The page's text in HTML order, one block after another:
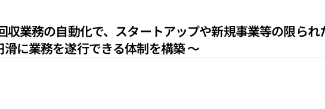
収業務の自動化で、スタートアップや新規事業等の限られ
に業務を遂行できる体制を構築 〜